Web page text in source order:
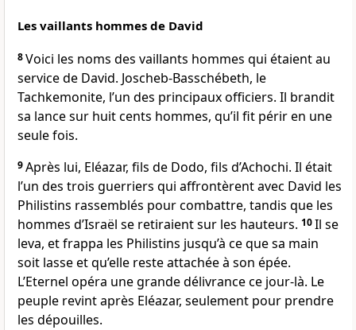
Les vaillants hommes de David
8Voici les noms des vaillants hommes qui étaient au
service de David. Joscheb-Basschébeth, le
Tachkemonite, l’un des principaux officiers. Il brandit
sa lance sur huit cents hommes, qu’il fit périr en une
seule fois.
9Après lui, Eléazar, fils de Dodo, fils d’Achochi. Il était
l’un des trois guerriers qui affrontèrent avec David les
Philistins rassemblés pour combattre, tandis que les
hommes d’Israël se retiraient sur les hauteurs. 10Il se
leva, et frappa les Philistins jusqu’à ce que sa main
soit lasse et qu’elle reste attachée à son épée.
L’Eternel opéra une grande délivrance ce jour-là. Le
peuple revint après Eléazar, seulement pour prendre
les dépouilles.